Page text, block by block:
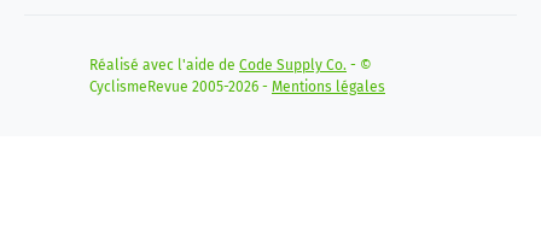
Réalisé avec l'aide de Code Supply Co. - ©
CyclismeRevue 2005-2026 - Mentions légales